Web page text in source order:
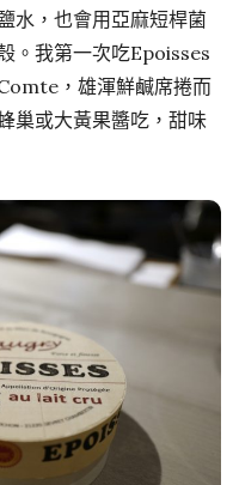
水，也會用亞麻短桿菌
。我第一次吃Epoisses
，雄渾鮮鹹席捲而
巢或大黃果醬吃，甜味